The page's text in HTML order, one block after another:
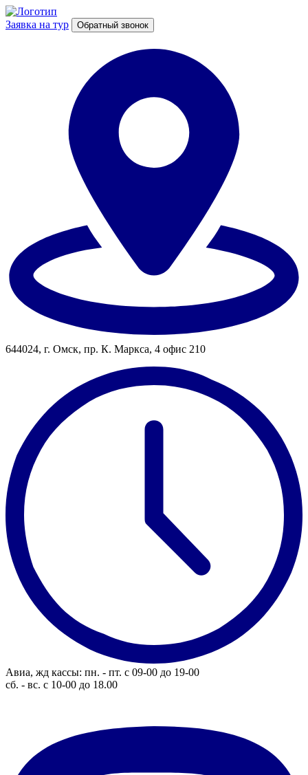
Заявка на тур Обратный звонок
644024, г. Омск, пр. К. Маркса, 4 офис 210
Авиа, жд кассы: пн. - пт. с 09-00 до 19-00
сб. - вс. с 10-00 до 18.00